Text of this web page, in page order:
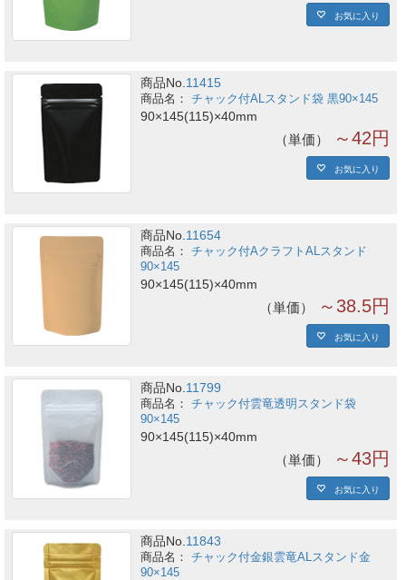
お気に入り
商品No. 11415
チャック付ALスタンド袋 黒90×145
90×145(115)×40mm
単価 ～42円
お気に入り
商品No. 11654
チャック付AクラフトALスタンド
90×145
90×145(115)×40mm
単価 ～38.5円
お気に入り
商品No.11799
チャック付雲竜透明スタンド袋
90×145
90×145(115)×40mm
単価 ～43円
お気に入り
商品No. 11843
チャック付金銀雲竜ALスタンド金
90×145